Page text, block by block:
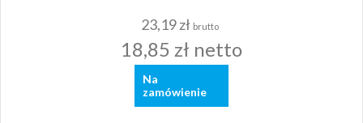
23,19zł brutto
18,85 zł netto
Na
zamówienie